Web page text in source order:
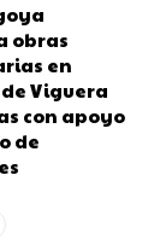
obras
en
Viguera
con apoyo
de